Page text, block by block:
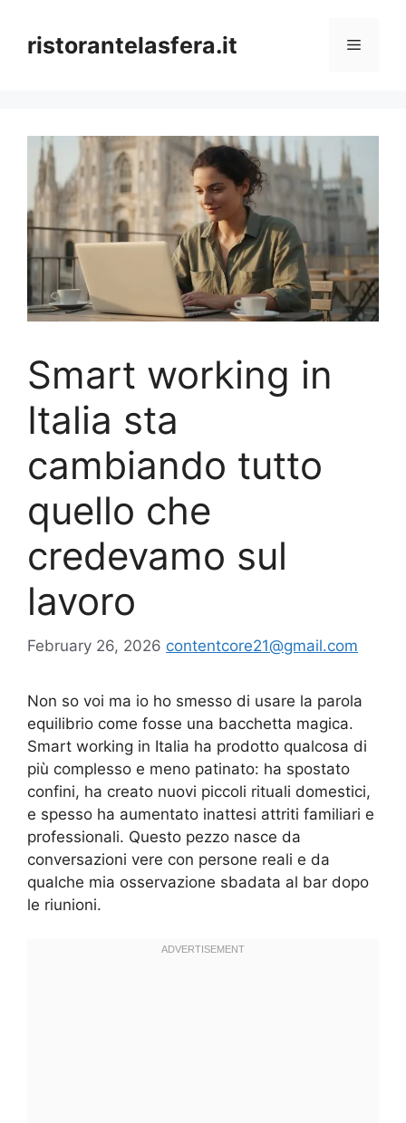
contentristorantelasfera.it Menu
Smart working in
Italia sta
cambiando tutto
quello che
credevamo sul
lavoro
February 26, 2026 contentcore21@gmail.com
Non so voi ma io ho smesso di usare la parola
equilibrio come fosse una bacchetta magica.
Smart working in Italia ha prodotto qualcosa di
più complesso e meno patinato: ha spostato
confini, ha creato nuovi piccoli rituali domestici,
e spesso ha aumentato inattesi attriti familiari e
professionali. Questo pezzo nasce da
conversazioni vere con persone reali e da
qualche mia osservazione sbadata al bar dopo
le riunioni.